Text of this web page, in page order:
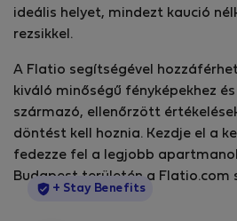
ideális helyet, mindezt kaució
rezsikkel.
A Flatio segítségével
kiváló minőségű fényképekhez
származó, ellenőrzött
döntést kell hoznia. Kezdje el a
fedezze fel a legjobb
Budapest területén a Flatio.com
StayProtection
+ Stay Benefits